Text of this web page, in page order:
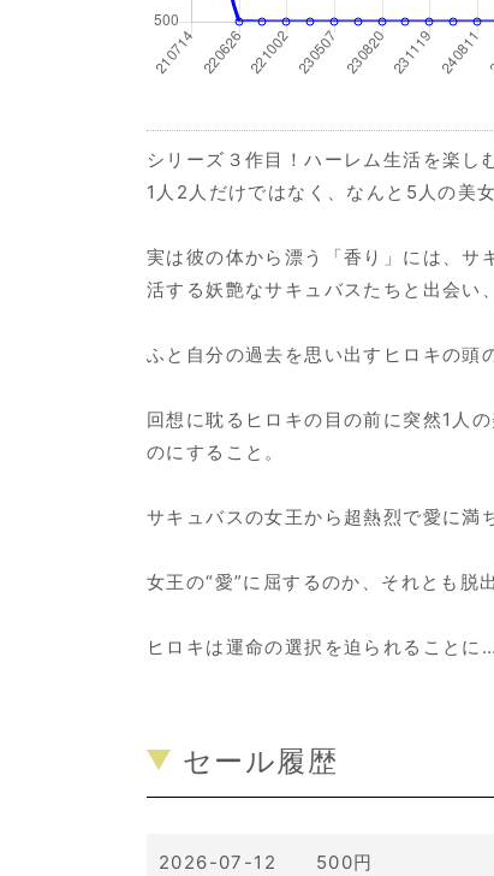
シリーズ３作目！ハーレム生活を楽し
1人2人だけではなく、なんと5人の美
実は彼の体から漂う「香り」には、サ
活する妖艶なサキュバスたちと出会い
ふと自分の過去を思い出すヒロキの
回想に耽るヒロキの目の前に突然1人
のにすること。
サキュバスの女王から超熱烈で愛に満
女王の“愛”に屈するのか、それとも脱
ヒロキは運命の選択を迫られることに…
セール履歴
2026-07-12 500円